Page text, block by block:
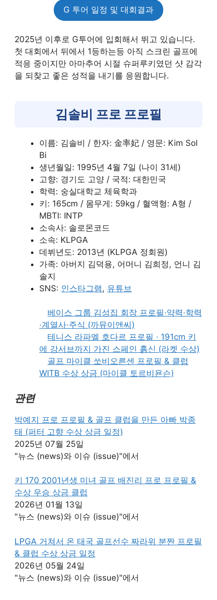
G 투어 일정 및 대회결과
2025년 이후로 G투어에 입회해서 뛰고 있습니다.
첫 대회에서 뒤에서 1등하는등 아직 스크린 골프에
적응 중이지만 아마추어 시절 슈퍼루키였던 샷 감각
을 되찾고 좋은 성적을 내기를 응원합니다.
김솔비 프로 프로필
이름: 김솔비 / 한자: 金率妃 / 영문: Kim Sol
Bi
생년월일: 1995년 4월 7일 (나이 31세)
고향: 경기도 고양 / 국적: 대한민국
학력: 숭실대학교 체육학과
키: 165cm / 몸무게: 59kg / 혈액형: A형 /
MBTI: INTP
소속사: 솔로몬코드
소속: KLPGA
데뷔년도: 2013년 (KLPGA 정회원)
가족: 아버지 김덕용, 어머니 김희정, 언니 김
솔지
SNS: 인스타그램, 유튜브
베이스 그룹 김성집 회장 프로필·약력·학력
·계열사·주식 (까뮤이앤씨)
테니스 라파엘 호다르 프로필 · 191cm 키
에 강서브까지 가진 스페인 흙신 (라켓 수상)
골프 마이클 쏘비오른센 프로필 & 클럽
WITB 수상 상금 (마이클 토르비욘슨)
관련
박예지 프로 프로필 & 골프 클럽을 만든 아빠 박종
태 (퍼터 고향 수상 상금 일정)
2025년 07월 25일
"뉴스 (news)와 이슈 (issue)"에서
키 170 2001년생 미녀 골프 배진리 프로 프로필 &
수상 우승 상금 클럽
2026년 01월 13일
"뉴스 (news)와 이슈 (issue)"에서
LPGA 거쳐서 온 태국 골프선수 짜라위 분짠 프로필
& 클럽 수상 상금 일정
2026년 05월 24일
"뉴스 (news)와 이슈 (issue)"에서